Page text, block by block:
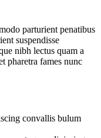
parturient penatibus
suspendisse
nibh lectus quam a
pharetra fames nunc
convallis bulum